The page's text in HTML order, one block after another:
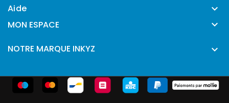
Aide 
MON ESPACE 
NOTRE MARQUE INKYZ 